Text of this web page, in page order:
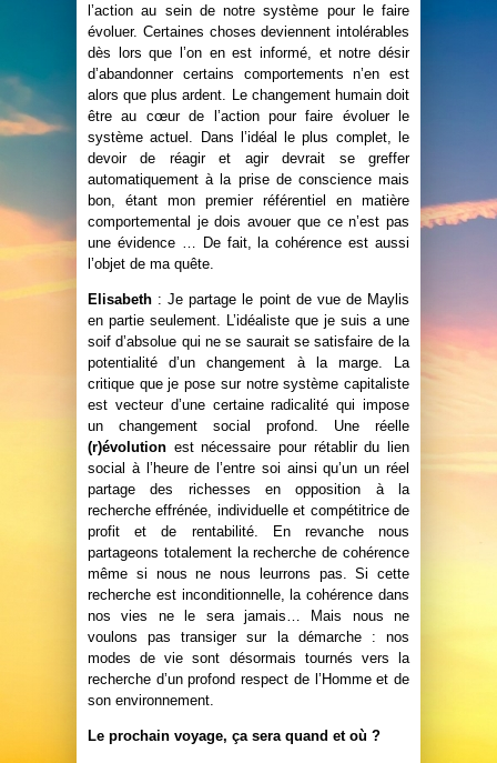
l’action au sein de notre système pour le faire
évoluer. Certaines choses deviennent intolérables
dès lors que l’on en est informé, et notre désir
d’abandonner certains comportements n’en est
alors que plus ardent. Le changement humain doit
être au cœur de l’action pour faire évoluer le
système actuel. Dans l’idéal le plus complet, le
devoir de réagir et agir devrait se greffer
automatiquement à la prise de conscience mais
bon, étant mon premier référentiel en matière
comportemental je dois avouer que ce n’est pas
une évidence … De fait, la cohérence est aussi
l’objet de ma quête.
Elisabeth : Je partage le point de vue de Maylis
en partie seulement. L’idéaliste que je suis a une
soif d’absolue qui ne se saurait se satisfaire de la
potentialité d’un changement à la marge. La
critique que je pose sur notre système capitaliste
est vecteur d’une certaine radicalité qui impose
un changement social profond. Une réelle
(r)évolution est nécessaire pour rétablir du lien
social à l’heure de l’entre soi ainsi qu’un un réel
partage des richesses en opposition à la
recherche effrénée, individuelle et compétitrice de
profit et de rentabilité. En revanche nous
partageons totalement la recherche de cohérence
même si nous ne nous leurrons pas. Si cette
recherche est inconditionnelle, la cohérence dans
nos vies ne le sera jamais… Mais nous ne
voulons pas transiger sur la démarche : nos
modes de vie sont désormais tournés vers la
recherche d’un profond respect de l’Homme et de
son environnement.
Le prochain voyage, ça sera quand et où ?